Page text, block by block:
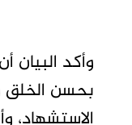
وأكد البيان
بحسن الخلق